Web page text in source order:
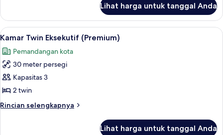
King
(Premium)
Kamar
Eksekutif,
1
Tidur
King
Lihat harga untuk tanggal Anda
Lihat
semua
foto
untuk
Kamar
Twin
Eksekutif
(Premium)
Kamar Twin Eksekutif (Premium) |
13
Kamar Twin Eksekutif (Premium)
Pemandangan kota
30 meter persegi
Kapasitas 3
2 twin
Rincian selengkapnya
Rincian
Lihat harga untuk tanggal Anda